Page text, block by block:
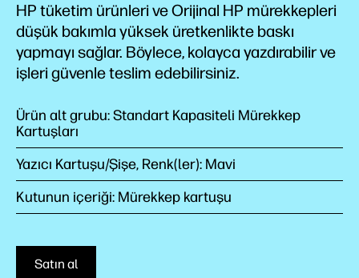
HP tüketim ürünleri ve Orijinal HP mürekkepleri
düşük bakımla yüksek üretkenlikte baskı
yapmayı sağlar. Böylece, kolayca yazdırabilir ve
işleri güvenle teslim edebilirsiniz.
Ürün alt grubu: Standart Kapasiteli Mürekkep
Kartuşları
Yazıcı Kartuşu/Şişe, Renk(ler): Mavi
Kutunun içeriği: Mürekkep kartuşu
Satın al